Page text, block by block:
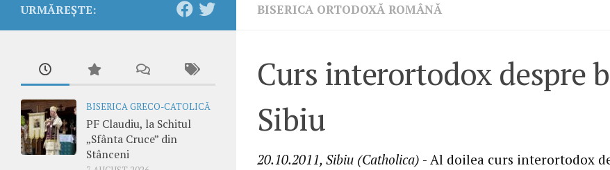
BISERICA ORTODOXĂ ROMÂNĂ
Curs interortodox despre
Sibiu
20.10.2011, Sibiu (Catholica) - Al doilea curs interortodox
URMĂREȘTE:
BISERICA GRECO-CATOLICĂ
PF Claudiu, la Schitul
„Sfânta Cruce” din
Stânceni